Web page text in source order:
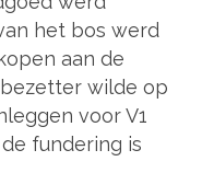
het bos werd
aan de
wilde op
voor V1
fundering is